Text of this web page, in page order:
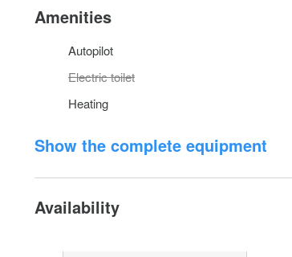
Amenities
Autopilot
Electric toilet
Heating
Show the complete equipment
Availability